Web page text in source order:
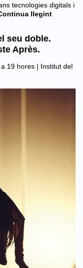
tecnologies digitals i
llegint
seu doble.
Après.
19 hores | Institut del